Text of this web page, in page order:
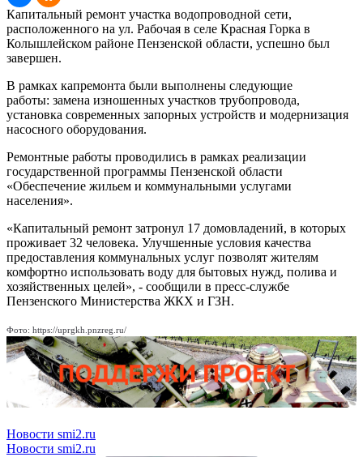
Капитальный ремонт участка водопроводной сети,
расположенного на ул. Рабочая в селе Красная Горка в
Колышлейском районе Пензенской области, успешно был
завершен.
В рамках капремонта были выполнены следующие
работы: замена изношенных участков трубопровода,
установка современных запорных устройств и модернизация
насосного оборудования.
Ремонтные работы проводились в рамках реализации
государственной программы Пензенской области
«Обеспечение жильем и коммунальными услугами
населения».
«Капитальный ремонт затронул 17 домовладений, в которых
проживает 32 человека. Улучшенные условия качества
предоставления коммунальных услуг позволят жителям
комфортно использовать воду для бытовых нужд, полива и
хозяйственных целей», - сообщили в пресс-службе
Пензенского Министерства ЖКХ и ГЗН.
Фото: https://uprgkh.pnzreg.ru/
Новости smi2.ru
Новости smi2.ru